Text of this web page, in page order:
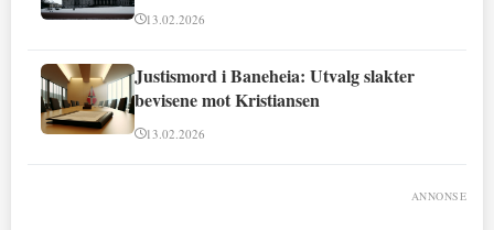
13.02.2026
Justismord i Baneheia: Utvalg slakter
bevisene mot Kristiansen
13.02.2026
ANNONSE